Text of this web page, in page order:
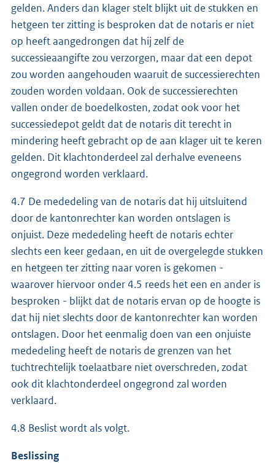
gelden. Anders dan klager stelt blijkt uit de stukken en
hetgeen ter zitting is besproken dat de notaris er niet
op heeft aangedrongen dat hij zelf de
successieaangifte zou verzorgen, maar dat een depot
zou worden aangehouden waaruit de successierechten
zouden worden voldaan. Ook de successierechten
vallen onder de boedelkosten, zodat ook voor het
successiedepot geldt dat de notaris dit terecht in
mindering heeft gebracht op de aan klager uit te keren
gelden. Dit klachtonderdeel zal derhalve eveneens
ongegrond worden verklaard.
4.7 De mededeling van de notaris dat hij uitsluitend
door de kantonrechter kan worden ontslagen is
onjuist. Deze mededeling heeft de notaris echter
slechts een keer gedaan, en uit de overgelegde stukken
en hetgeen ter zitting naar voren is gekomen -
waarover hiervoor onder 4.5 reeds het een en ander is
besproken - blijkt dat de notaris ervan op de hoogte is
dat hij niet slechts door de kantonrechter kan worden
ontslagen. Door het eenmalig doen van een onjuiste
mededeling heeft de notaris de grenzen van het
tuchtrechtelijk toelaatbare niet overschreden, zodat
ook dit klachtonderdeel ongegrond zal worden
verklaard.
4.8 Beslist wordt als volgt.
Beslissing